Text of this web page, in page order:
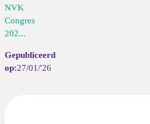
NVK
Congres
202...
27/01/'26